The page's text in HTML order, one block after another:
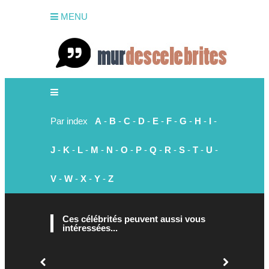
MENU
Par index A - B - C - D - E - F - G - H - I -
J - K - L - M - N - O - P - Q - R - S - T - U -
V - W - X - Y - Z
Ces célébrités peuvent aussi vous
intéressées...